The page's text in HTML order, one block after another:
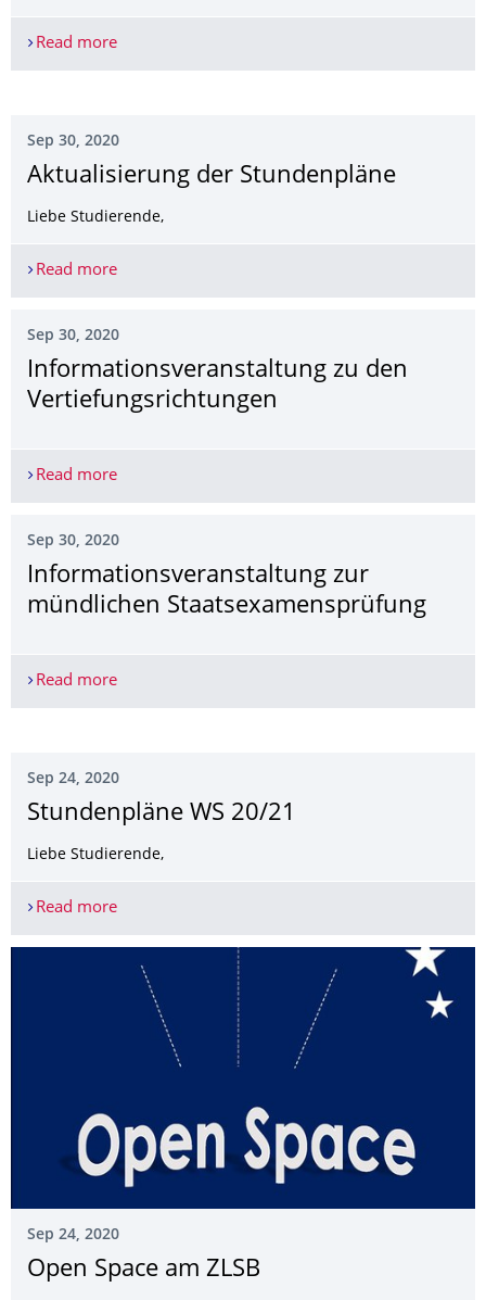
Read moreEinführungsveranstaltung
Sep 30, 2020
Aktualisierung der Stundenpläne
Liebe Studierende,
Read moreAktualisierung der Stundenpläne
Sep 30, 2020
Informationsveran­staltung zu den
Vertiefungsrich­tungen
Read moreInformationsveranstaltung zu den
Sep 30, 2020
Informationsveran­staltung zur
mündlichen Staatsexamensprü­fung
Read moreInformationsveranstaltung zur mündlichen
Sep 24, 2020
Stundenpläne WS 20/21
Liebe Studierende,
Read moreStundenpläne WS 20/21
Sep 24, 2020
Open Space am ZLSB